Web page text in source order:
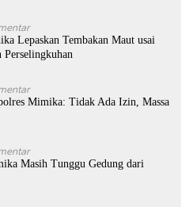
Lepaskan Tembakan Maut usai
Mimika: Tidak Ada Izin, Massa
Masih Tunggu Gedung dari